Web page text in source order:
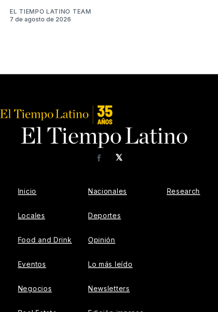
EL TIEMPO LATINO TEAM
7 de agosto de 2026
𝕏
Facebook
Inicio
Locales
Food and Drink
Eventos
Negocios
Nacionales
Deportes
Opinión
Lo más leído
Newsletters
Research